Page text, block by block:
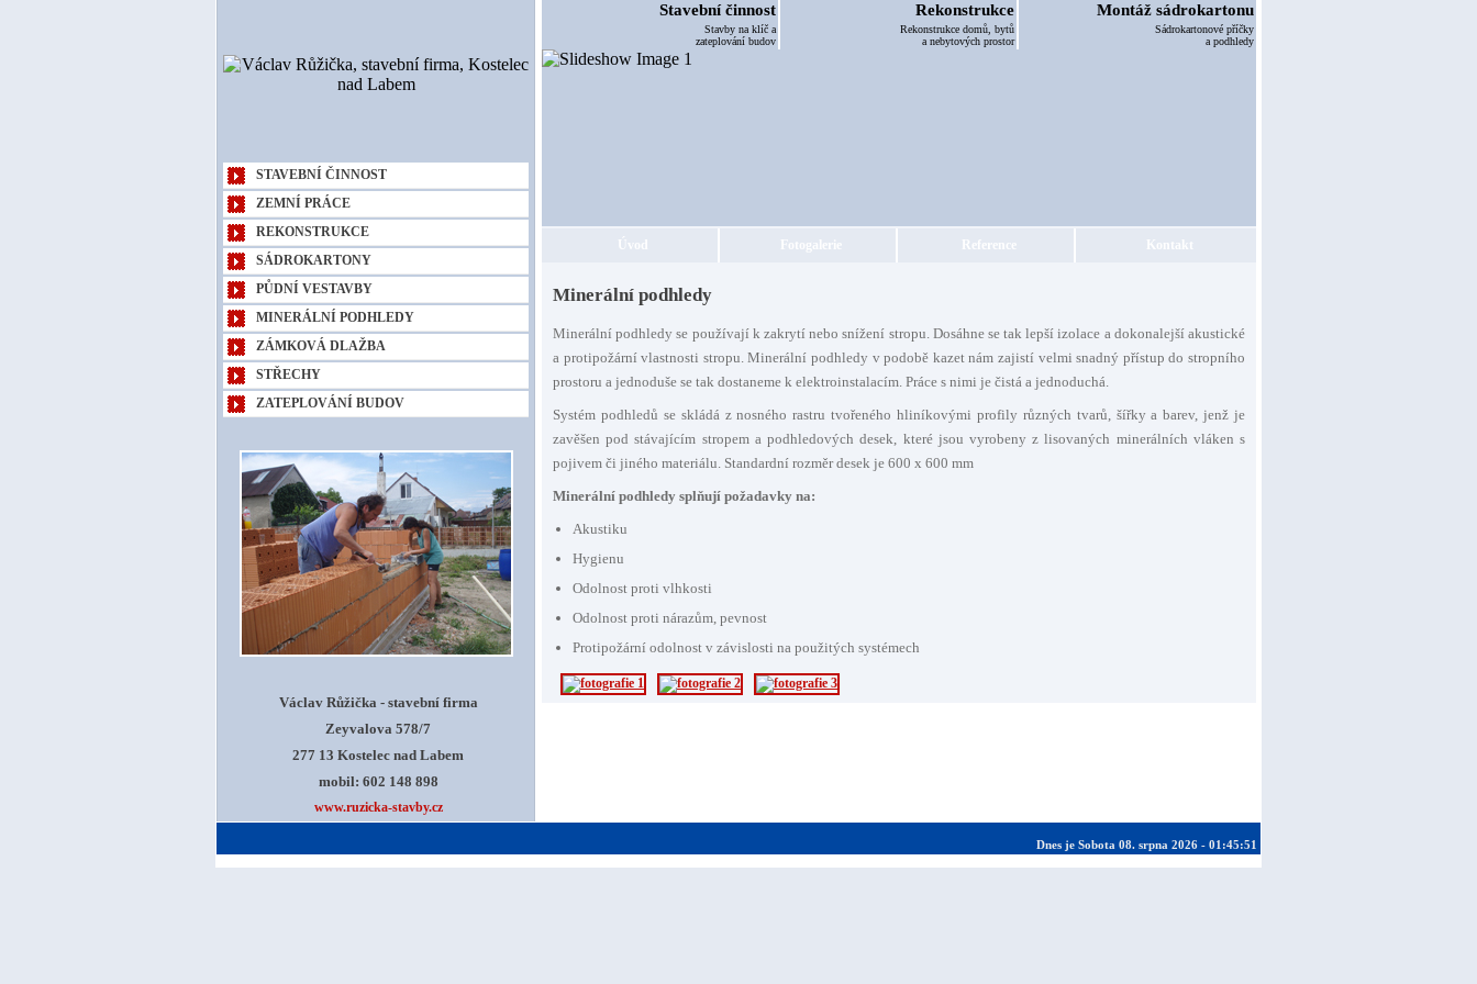
STAVEBNÍ ČINNOST
ZEMNÍ PRÁCE
REKONSTRUKCE
SÁDROKARTONY
PŮDNÍ VESTAVBY
MINERÁLNÍ PODHLEDY
ZÁMKOVÁ DLAŽBA
STŘECHY
ZATEPLOVÁNÍ BUDOV
Václav Růžička - stavební firma
Zeyvalova 578/7
277 13 Kostelec nad Labem
mobil: 602 148 898
www.ruzicka-stavby.cz
Stavební činnost
Stavby na klíč a
zateplování budov
Rekonstrukce
Rekonstrukce domů, bytů
a nebytových prostor
Montáž sádrokartonu
Sádrokartonové příčky
a podhledy
Úvod Fotogalerie Reference Kontakt
Minerální podhledy
Minerální podhledy se používají k zakrytí nebo snížení stropu. Dosáhne se tak lepší izolace a dokonalejší akustické
a protipožární vlastnosti stropu. Minerální podhledy v podobě kazet nám zajistí velmi snadný přístup do stropního
prostoru a jednoduše se tak dostaneme k elektroinstalacím. Práce s nimi je čistá a jednoduchá.
Systém podhledů se skládá z nosného rastru tvořeného hliníkovými profily různých tvarů, šířky a barev, jenž je
zavěšen pod stávajícím stropem a podhledových desek, které jsou vyrobeny z lisovaných minerálních vláken s
pojivem či jiného materiálu. Standardní rozměr desek je 600 x 600 mm
Minerální podhledy splňují požadavky na:
Akustiku
Hygienu
Odolnost proti vlhkosti
Odolnost proti nárazům, pevnost
Protipožární odolnost v závislosti na použitých systémech
Dnes je Sobota 08. srpna 2026 - 01:45:51